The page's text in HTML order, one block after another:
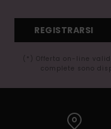
REGISTRARSI
(*) Offerta on-line
complete sono